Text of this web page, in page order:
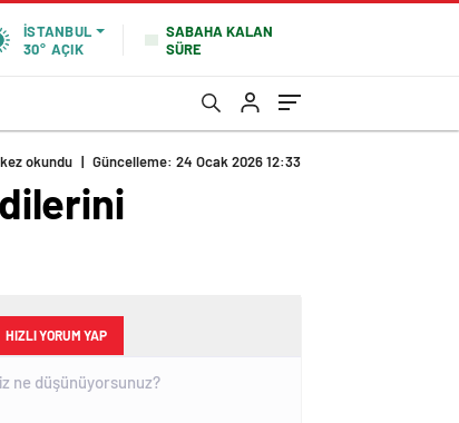
İSTANBUL
30° AÇIK
SABAHA KALAN
SÜRE
okundu | Güncelleme: 24 Ocak 2026 12:33
HIZLI YORUM YAP